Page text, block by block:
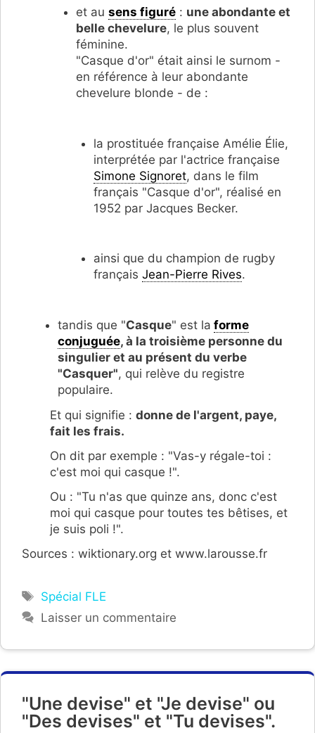
et au sens figuré: une abondante et
belle chevelure, le plus souvent
féminine.
"Casque d'or" était ainsi le surnom -
en référence à leur abondante
chevelure blonde - de :
la prostituée française Amélie Élie,
interprétée par l'actrice française
Simone Signoret, dans le film
français "Casque d'or", réalisé en
1952 par Jacques Becker.
ainsi que du champion de rugby
français Jean-Pierre Rives.
tandis que "Casque" est la forme
conjuguée, à la troisième personne du
singulier et au présent du verbe
"Casquer", qui relève du registre
populaire.
Et qui signifie : donne de l'argent, paye,
fait les frais.
On dit par exemple : "Vas-y régale-toi :
c'est moi qui casque !".
Ou : "Tu n'as que quinze ans, donc c'est
moi qui casque pour toutes tes bêtises, et
je suis poli !".
Sources : wiktionary.org et www.larousse.fr
Étiquettes
Spécial FLE
Laisser un commentaire
"Une devise" et "Je devise" ou
"Des devises" et "Tu devises".